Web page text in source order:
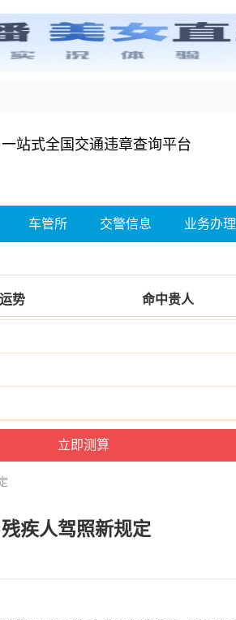
一站式全国交通违章查询平台
车管所 交警信息 业务办理
势 命中贵人
残疾人驾照新规定